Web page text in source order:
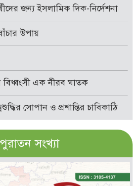
জন্য ইসলামিক দিক-নির্দেশনা
উপায়
এক নীরব ঘাতক
সোপান ও প্রশান্তির চাবিকাঠি
পুরাতন সংখ্যা